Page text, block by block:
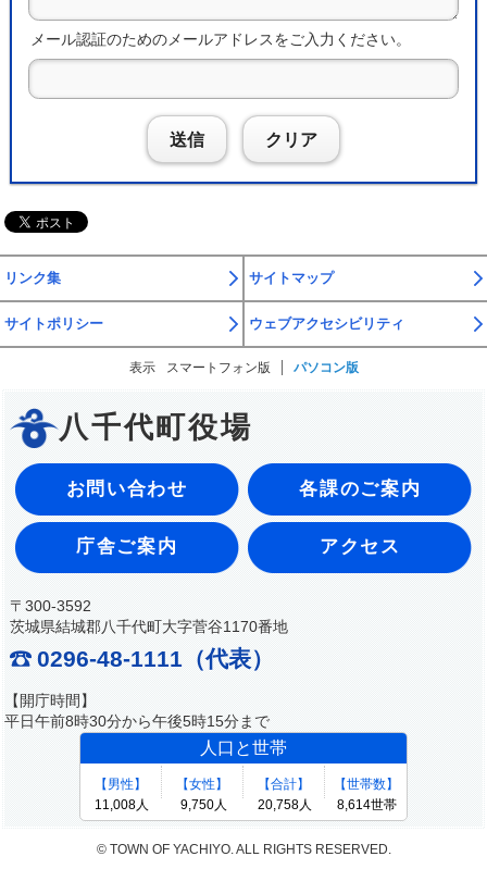
メール認証のためのメールアドレスをご入力ください。
送信 クリア
リンク集 サイトマップ
サイトポリシー ウェブアクセシビリティ
表示 スマートフォン版 パソコン版
八千代町役場
お問い合わせ 各課のご案内
庁舎ご案内 アクセス
〒300-3592
茨城県結城郡八千代町大字菅谷1170番地
0296-48-1111（代表）
【開庁時間】
平日午前8時30分から午後5時15分まで
© TOWN OF YACHIYO. ALL RIGHTS RESERVED.